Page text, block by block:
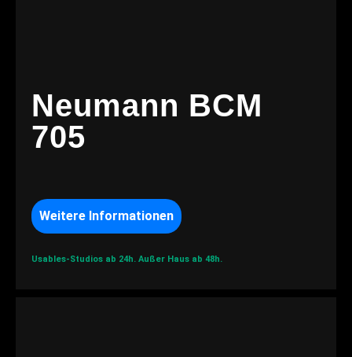
Neumann BCM
705
Weitere Informationen
Usables-Studios ab 24h. Außer Haus ab 48h.